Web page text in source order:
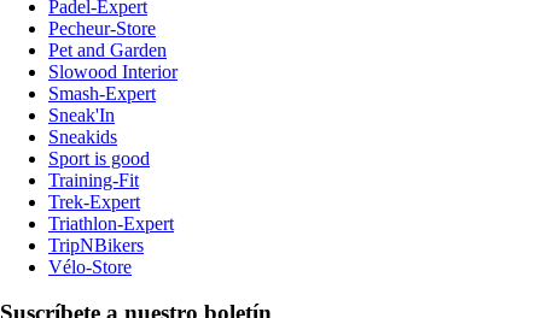
Padel-Expert
Pecheur-Store
Pet and Garden
Slowood Interior
Smash-Expert
Sneak'In
Sneakids
Sport is good
Training-Fit
Trek-Expert
Triathlon-Expert
TripNBikers
Vélo-Store